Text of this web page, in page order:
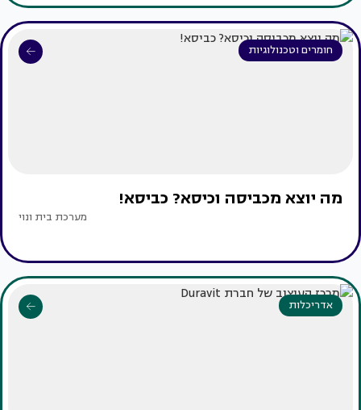
חומרים וטכנולוגיות
מה יוצא מכביסה וכיסא? כביסא!
מערכת בית ונוי
אדריכלות